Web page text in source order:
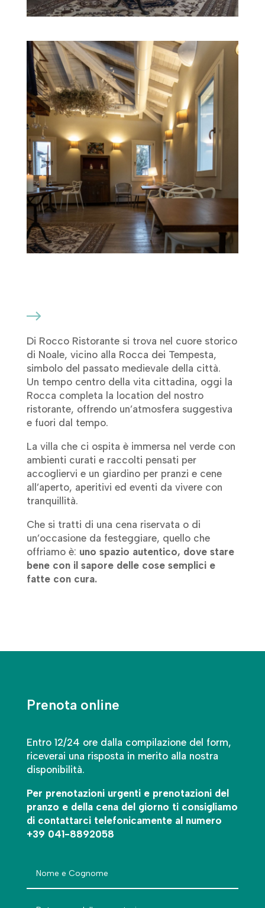
Di Rocco Ristorante si trova nel cuore storico
di Noale, vicino alla Rocca dei Tempesta,
simbolo del passato medievale della città.
Un tempo centro della vita cittadina, oggi la
Rocca completa la location del nostro
ristorante, offrendo un’atmosfera suggestiva
e fuori dal tempo.
La villa che ci ospita è immersa nel verde con
ambienti curati e raccolti pensati per
accogliervi e un giardino per pranzi e cene
all’aperto, aperitivi ed eventi da vivere con
tranquillità.
Che si tratti di una cena riservata o di
un’occasione da festeggiare, quello che
offriamo è: uno spazio autentico, dove stare
bene con il sapore delle cose semplici e
fatte con cura.
Prenota online
Entro 12/24 ore dalla compilazione del form,
riceverai una risposta in merito alla nostra
disponibilità.
Per prenotazioni urgenti e prenotazioni del
pranzo e della cena del giorno ti consigliamo
di contattarci telefonicamente al numero
+39 041-8892058